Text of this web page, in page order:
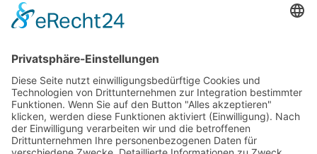
Kontaktdaten
Hünting Bauelemente GmbH
Daimlerstrasse 4
46414 Rhede-NRW,Deutschland
+49 2872 9183021